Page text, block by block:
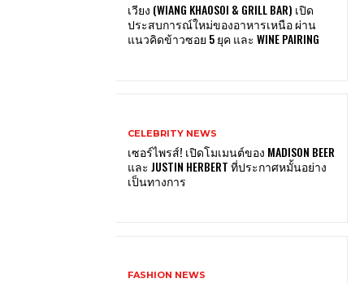
เวียง (WIANG KHAOSOI & GRILL BAR) เปิด
ประสบการณ์ใหม่ของอาหารเหนือ ผ่าน
แนวคิดข้าวซอย 5 ยุค และ WINE PAIRING
CELEBRITY NEWS
เซอร์ไพรส์! เปิดโมเมนต์ของ MADISON BEER
และ JUSTIN HERBERT ที่ประกาศหมั้นอย่าง
เป็นทางการ
FASHION NEWS